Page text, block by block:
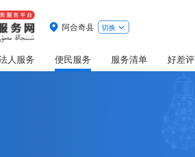
阿合奇县 切换
人服务 便民服务 服务清单 好差评